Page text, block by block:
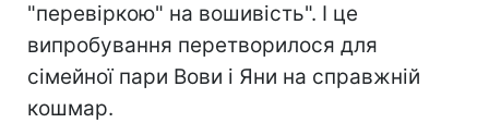
"перевіркою" на вошивість". І це
випробування перетворилося для
сімейної пари Вови і Яни на справжній
кошмар.